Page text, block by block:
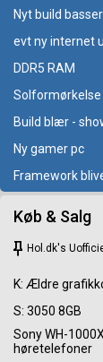
Nyt build
evt ny internet
DDR5 RAM
Solformørkelse
Build blær -
Ny gamer pc
Framework
Køb & Salg
keep Hol.dk's
K: Ældre
S: 3050 8GB
Sony WH-
høretelefoner